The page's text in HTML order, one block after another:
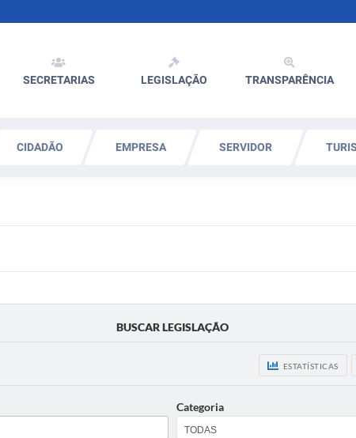
SECRETARIAS LEGISLAÇÃO TRANSPARÊNCIA
CIDADÃO EMPRESA SERVIDOR
BUSCAR LEGISLAÇÃO
ESTATÍSTICAS
Categoria